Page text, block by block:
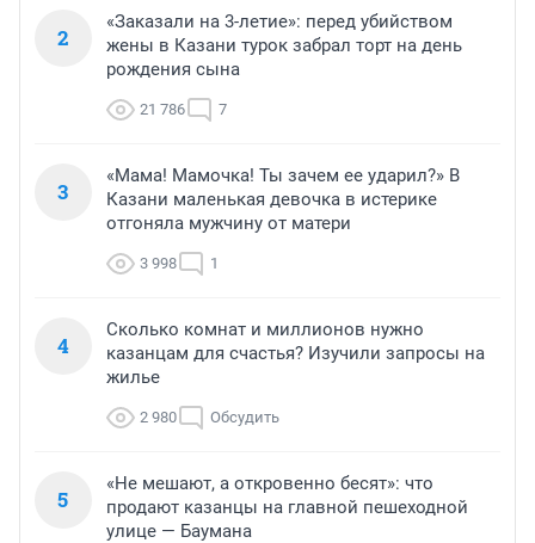
2
«Заказали на 3-летие»: перед убийством
жены в Казани турок забрал торт на день
рождения сына
21 786 7
3
«Мама! Мамочка! Ты зачем ее ударил?» В
Казани маленькая девочка в истерике
отгоняла мужчину от матери
3 998 1
4
Сколько комнат и миллионов нужно
казанцам для счастья? Изучили запросы на
жилье
2 980 Обсудить
5
«Не мешают, а откровенно бесят»: что
продают казанцы на главной пешеходной
улице — Баумана